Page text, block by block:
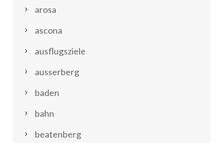
arosa
ascona
ausflugsziele
ausserberg
baden
bahn
beatenberg